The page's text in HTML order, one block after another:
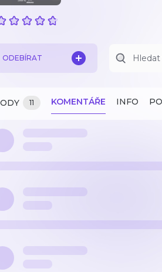
ODEBÍRAT
11 KOMENTÁŘE INFO